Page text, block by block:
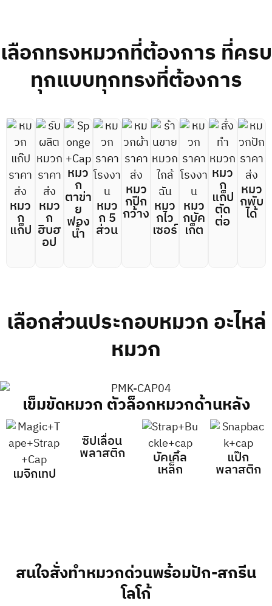
เลือกทรงหมวกที่ต้องการ ที่ครบ
ทุกแบบทุกทรงที่ต้องการ
หมว
ก
แก็ป
หมว
ก
ฮิบฮ
อป
หมว
ก
ตาข่า
ย
ฟอง
น้ำ
หมว
ก 5
ส่วน
หมว
กปีก
กว้าง หมว
กไว
เซอร์
หมว
กบัค
เก็ต
หมว
ก
แก็ป
ตัด
ต่อ
หมว
กพับ
ได้
เลือกส่วนประกอบหมวก อะไหล่
หมวก
เข็มขัดหมวก ตัวล็อกหมวกด้านหลัง
เมจิกเทป
ซิปเลื่อน
พลาสติก บัคเคิ้ล
เหล็ก
แป๊ก
พลาสติก
สนใจสั่งทำหมวกด่วนพร้อมปัก-สกรีน
โลโก้